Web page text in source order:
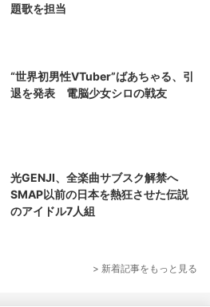
題歌を担当
“世界初男性VTuber”ばあちゃる、引
退を発表 電脳少女シロの戦友
光GENJI、全楽曲サブスク解禁へ
SMAP以前の日本を熱狂させた伝説
のアイドル7人組
> 新着記事をもっと見る